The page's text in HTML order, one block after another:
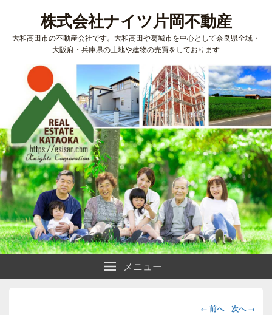
株式会社ナイツ片岡不動産
大和高田市の不動産会社です。大和高田や葛城市を中心として奈良県全域・
大阪府・兵庫県の土地や建物の売買をしております
メニュー
画
← 前へ 次へ →